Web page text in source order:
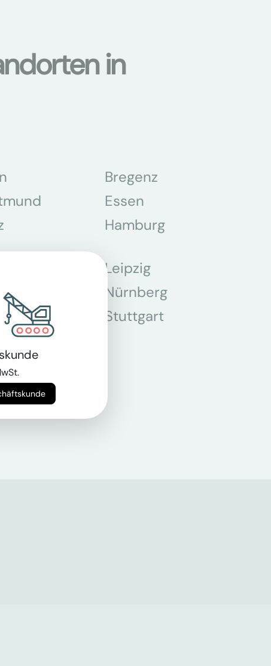
in
Bregenz
Essen
Hamburg
Leipzig
Nürnberg
Stuttgart